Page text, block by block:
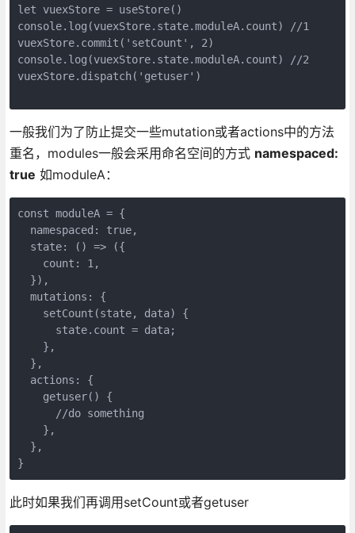
let vuexStore = useStore()
console.log(vuexStore.state.moduleA.count) //1
vuexStore.commit('setCount', 2)
console.log(vuexStore.state.moduleA.count) //2
vuexStore.dispatch('getuser')
一般我们为了防止提交一些mutation或者actions中的方法
重名，modules一般会采用命名空间的方式 namespaced:
true 如moduleA：
const moduleA = {
  namespaced: true,
  state: () => ({
    count: 1,
  }),
  mutations: {
    setCount(state, data) {
      state.count = data;
    },
  },
  actions: {
    getuser() {
      //do something
    },
  },
}
此时如果我们再调用setCount或者getuser